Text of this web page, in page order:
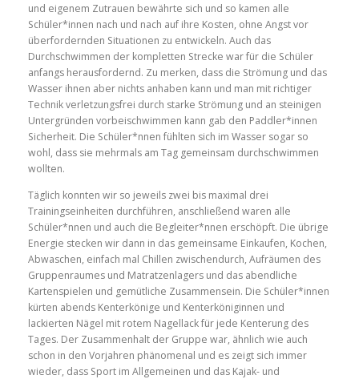
und eigenem Zutrauen bewährte sich und so kamen alle
Schüler*innen nach und nach auf ihre Kosten, ohne Angst vor
überfordernden Situationen zu entwickeln. Auch das
Durchschwimmen der kompletten Strecke war für die Schüler
anfangs herausfordernd. Zu merken, dass die Strömung und das
Wasser ihnen aber nichts anhaben kann und man mit richtiger
Technik verletzungsfrei durch starke Strömung und an steinigen
Untergründen vorbeischwimmen kann gab den Paddler*innen
Sicherheit. Die Schüler*nnen fühlten sich im Wasser sogar so
wohl, dass sie mehrmals am Tag gemeinsam durchschwimmen
wollten.
Täglich konnten wir so jeweils zwei bis maximal drei
Trainingseinheiten durchführen, anschließend waren alle
Schüler*nnen und auch die Begleiter*nnen erschöpft. Die übrige
Energie stecken wir dann in das gemeinsame Einkaufen, Kochen,
Abwaschen, einfach mal Chillen zwischendurch, Aufräumen des
Gruppenraumes und Matratzenlagers und das abendliche
Kartenspielen und gemütliche Zusammensein. Die Schüler*innen
kürten abends Kenterkönige und Kenterköniginnen und
lackierten Nägel mit rotem Nagellack für jede Kenterung des
Tages. Der Zusammenhalt der Gruppe war, ähnlich wie auch
schon in den Vorjahren phänomenal und es zeigt sich immer
wieder, dass Sport im Allgemeinen und das Kajak- und